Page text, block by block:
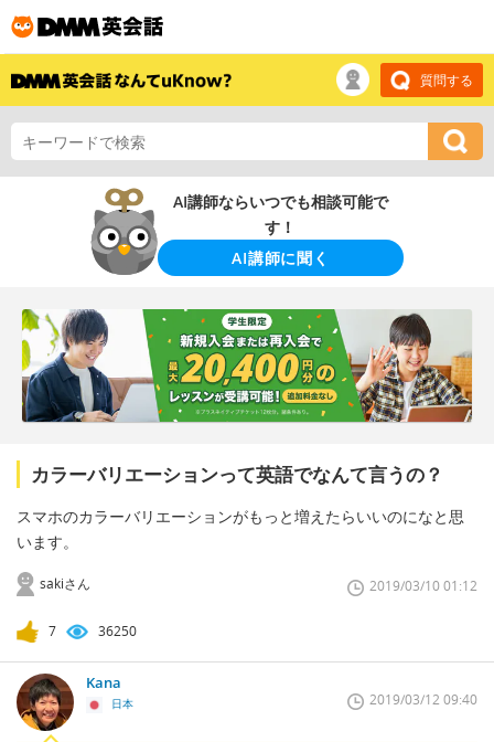
質問する
AI講師ならいつでも相談可能で
す！
AI講師に聞く
カラーバリエーションって英語でなんて言うの？
スマホのカラーバリエーションがもっと増えたらいいのになと思
います。
sakiさん 2019/03/10 01:12
7 36250
Kana
日本 2019/03/12 09:40